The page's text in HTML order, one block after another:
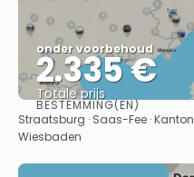
onder voorbehoud
2.335 €
Totale prijs
BESTEMMING(EN)
Straatsburg · Saas-Fee · Kanton
Wiesbaden